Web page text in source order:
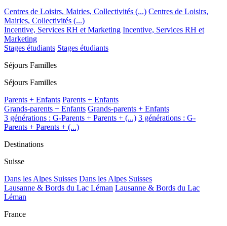
Centres de Loisirs, Mairies, Collectivités (...) Centres de Loisirs,
Mairies, Collectivités (...)
Incentive, Services RH et Marketing Incentive, Services RH et
Marketing
Stages étudiants Stages étudiants
Séjours Familles
Séjours Familles
Parents + Enfants Parents + Enfants
Grands-parents + Enfants Grands-parents + Enfants
3 générations : G-Parents + Parents + (...) 3 générations : G-
Parents + Parents + (...)
Destinations
Suisse
Dans les Alpes Suisses Dans les Alpes Suisses
Lausanne & Bords du Lac Léman Lausanne & Bords du Lac
Léman
France